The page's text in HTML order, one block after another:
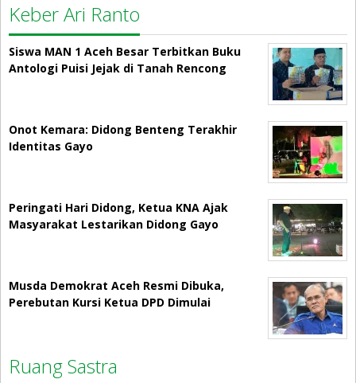
Keber Ari Ranto
Siswa MAN 1 Aceh Besar Terbitkan Buku
Antologi Puisi Jejak di Tanah Rencong
Onot Kemara: Didong Benteng Terakhir
Identitas Gayo
Peringati Hari Didong, Ketua KNA Ajak
Masyarakat Lestarikan Didong Gayo
Musda Demokrat Aceh Resmi Dibuka,
Perebutan Kursi Ketua DPD Dimulai
Ruang Sastra